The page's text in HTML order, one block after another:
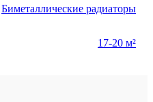
Биметаллические радиаторы
17-20 м²